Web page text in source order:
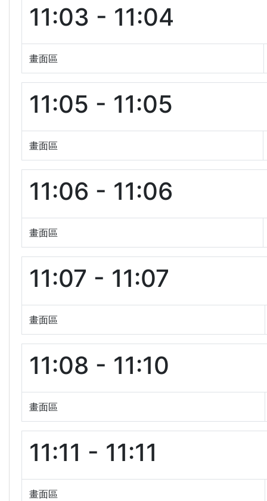
11:03 - 11:04
畫面區
11:05 - 11:05
畫面區
11:06 - 11:06
畫面區
11:07 - 11:07
畫面區
11:08 - 11:10
畫面區
11:11 - 11:11
畫面區